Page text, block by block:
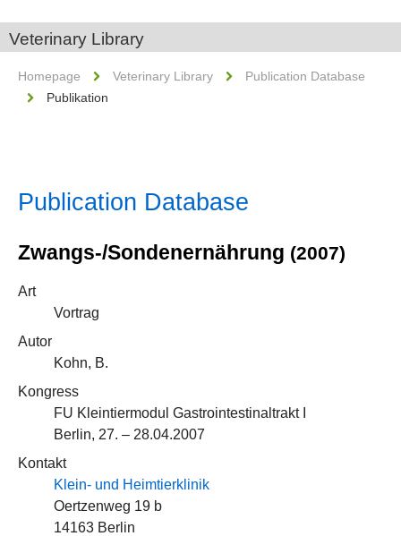
Veterinary Library
Homepage Veterinary Library
Publication Database
Publikation
Publication Database
Zwangs-/Sondenernährung (2007)
Art
Vortrag
Autor
Kohn, B.
Kongress
FU Kleintiermodul Gastrointestinaltrakt I
Berlin, 27. – 28.04.2007
Kontakt
Klein- und Heimtierklinik
Oertzenweg 19 b
14163 Berlin